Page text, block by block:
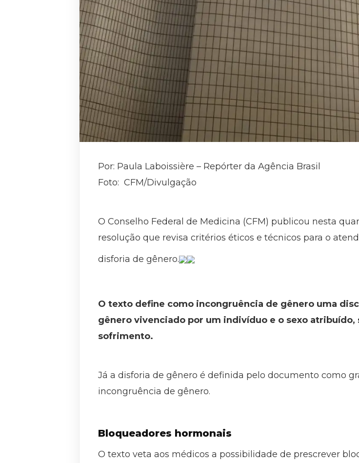
Por: Paula Laboissière – Repórter da Agência Brasil
Foto: CFM/Divulgação
O Conselho Federal de Medicina (CFM) publicou nesta
resolução que revisa critérios éticos e técnicos para o
disforia de gênero.
O texto define como incongruência de gênero uma
gênero vivenciado por um indivíduo e o sexo
sofrimento.
Já a disforia de gênero é definida pelo documento como
incongruência de gênero.
Bloqueadores hormonais
O texto veta aos médicos a possibilidade de prescrever